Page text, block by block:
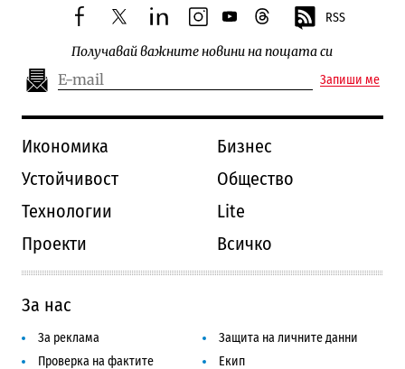
facebooktwitterlinkedininstagram
youtubethreads RSS
Получавай важните новини на пощата си
Запиши ме
Икономика
Бизнес
Устойчивост
Общество
Технологии
Lite
Проекти
Всичко
За нас
За реклама
Защита на личните данни
Проверка на фактите
Екип